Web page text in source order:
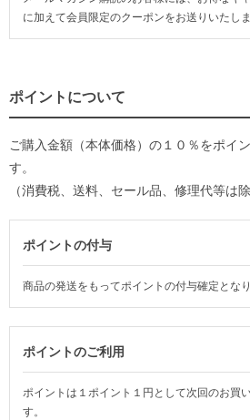
に加えて会員限定のクーポンをお送りいたしま
ポイントについて
ご購入金額（本体価格）の１０％をポイ
す。
（消費税、送料、セール品、修理代等は
ポイントの付与
商品の発送をもってポイントの付与確定となり
ポイントのご利用
ポイントは１ポイント１円として次回のお買
す。